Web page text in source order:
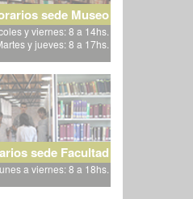
sede Museo
y viernes: 8 a 14hs.
y jueves: 8 a 17hs.
sede Facultad
a viernes: 8 a 18hs.